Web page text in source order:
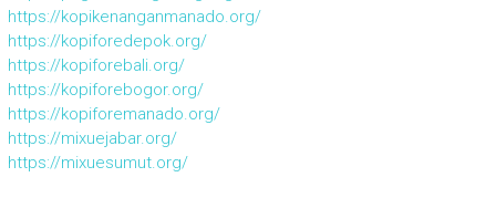
https://kopikenanganmanado.org/
https://kopiforedepok.org/
https://kopiforebali.org/
https://kopiforebogor.org/
https://kopiforemanado.org/
https://mixuejabar.org/
https://mixuesumut.org/